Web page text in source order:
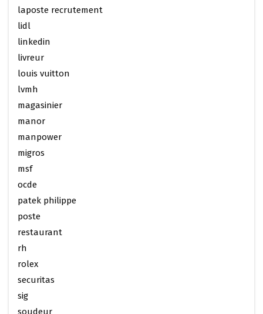
laposte recrutement
lidl
linkedin
livreur
louis vuitton
lvmh
magasinier
manor
manpower
migros
msf
ocde
patek philippe
poste
restaurant
rh
rolex
securitas
sig
soudeur